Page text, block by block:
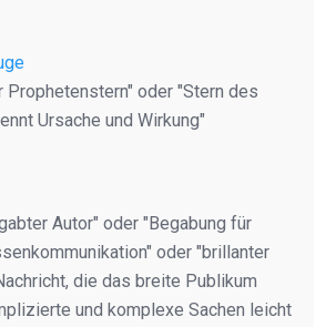
Prophetenstern" oder "Stern des
Ursache und Wirkung"
Autor" oder "Begabung für
oder "brillanter
die das breite Publikum
und komplexe Sachen leicht